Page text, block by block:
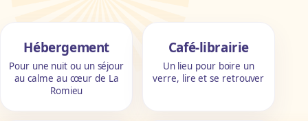
Hébergement
Pour une nuit ou un séjour
au calme au cœur de La
Romieu
Café-librairie
Un lieu pour boire un
verre, lire et se retrouver